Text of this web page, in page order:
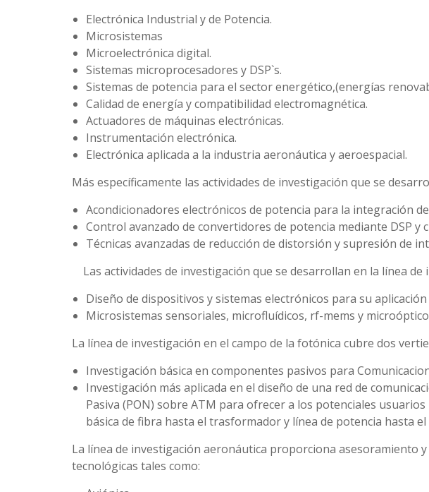
Electrónica Industrial y de Potencia.
Microsistemas
Microelectrónica digital.
Sistemas microprocesadores y DSP`s.
Sistemas de potencia para el sector energético,(energías
Calidad de energía y compatibilidad electromagnética.
Actuadores de máquinas electrónicas.
Instrumentación electrónica.
Electrónica aplicada a la industria aeronáutica y aeroespacial.
Más específicamente las actividades de investigación que se
Acondicionadores electrónicos de potencia para la integración
Control avanzado de convertidores de potencia mediante DSP y
Técnicas avanzadas de reducción de distorsión y supresión de
Las actividades de investigación que se desarrollan en la línea
Diseño de dispositivos y sistemas electrónicos para su
Microsistemas sensoriales, microfluídicos, rf-mems y
La línea de investigación en el campo de la fotónica cubre dos
Investigación básica en componentes pasivos para
Investigación más aplicada en el diseño de una red de
Pasiva (PON) sobre ATM para ofrecer a los potenciales
básica de fibra hasta el trasformador y línea de potencia hasta el
La línea de investigación aeronáutica proporciona asesoramiento
tecnológicas tales como: